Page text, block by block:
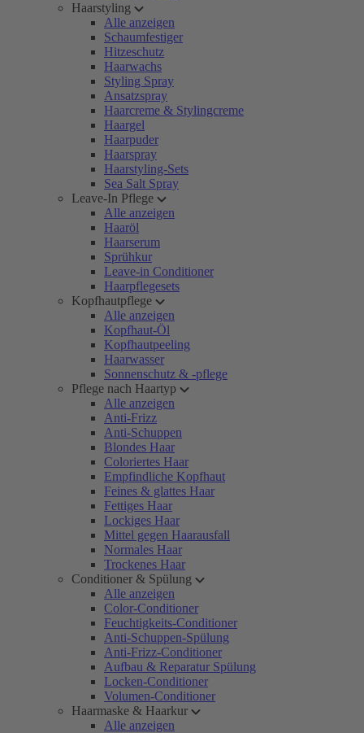
Haarstyling
Alle anzeigen
Schaumfestiger
Hitzeschutz
Haarwachs
Styling Spray
Ansatzspray
Haarcreme & Stylingcreme
Haargel
Haarpuder
Haarspray
Haarstyling-Sets
Sea Salt Spray
Leave-In Pflege
Alle anzeigen
Haaröl
Haarserum
Sprühkur
Leave-in Conditioner
Haarpflegesets
Kopfhautpflege
Alle anzeigen
Kopfhaut-Öl
Kopfhautpeeling
Haarwasser
Sonnenschutz & -pflege
Pflege nach Haartyp
Alle anzeigen
Anti-Frizz
Anti-Schuppen
Blondes Haar
Coloriertes Haar
Empfindliche Kopfhaut
Feines & glattes Haar
Fettiges Haar
Lockiges Haar
Mittel gegen Haarausfall
Normales Haar
Trockenes Haar
Conditioner & Spülung
Alle anzeigen
Color-Conditioner
Feuchtigkeits-Conditioner
Anti-Schuppen-Spülung
Anti-Frizz-Conditioner
Aufbau & Reparatur Spülung
Locken-Conditioner
Volumen-Conditioner
Haarmaske & Haarkur
Alle anzeigen